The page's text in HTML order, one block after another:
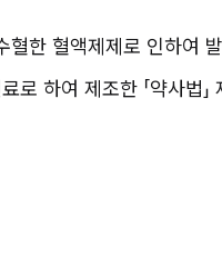
혈한 혈액제제로 인하여
로 하여 제조한 「약사법